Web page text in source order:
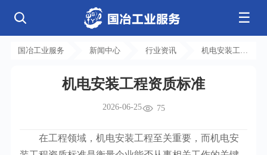
☰
公司简介
发展历程
核心业务
电气工程
钢结构工程
弱电工程
消防工程
基控电箱
工程案例
芯片 • 半导体
人工智能 • 机器人
新能源汽车 • 智能网联
量子 • 脑机
其它
工程技巧
机电知识
安装教程
工业百科
国冶工业服务 新闻中心 行业资讯
机电安装工程
机电安装工程资质标准
2026-06-25 75
在工程领域，机电安装工程至关重要，而机电安